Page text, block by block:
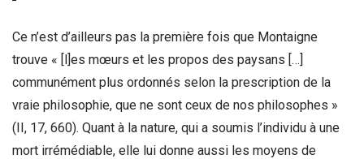
Ce n’est d’ailleurs pas la première fois que Montaigne
trouve « [l]es mœurs et les propos des paysans […]
communément plus ordonnés selon la prescription de la
vraie philosophie, que ne sont ceux de nos philosophes »
(II, 17, 660). Quant à la nature, qui a soumis l’individu à une
mort irrémédiable, elle lui donne aussi les moyens de